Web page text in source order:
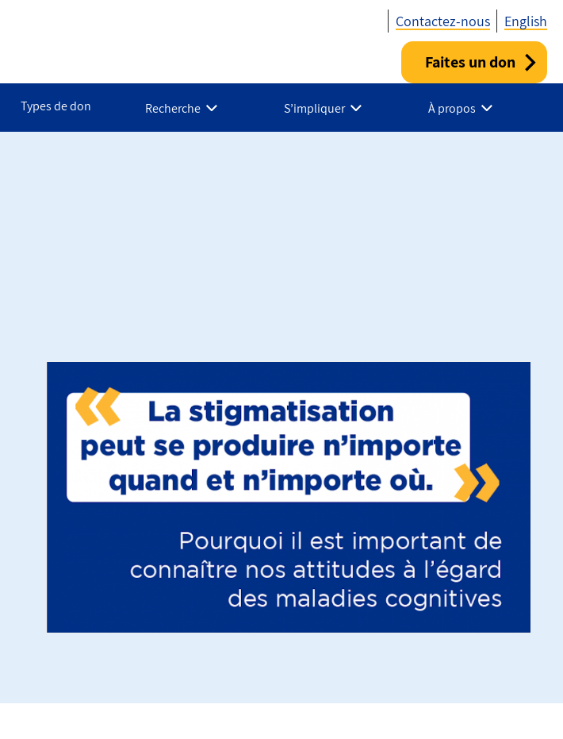
Utility
Fr
Contactez-nous English
Faites un don
Types de don Recherche S’impliquer À propos